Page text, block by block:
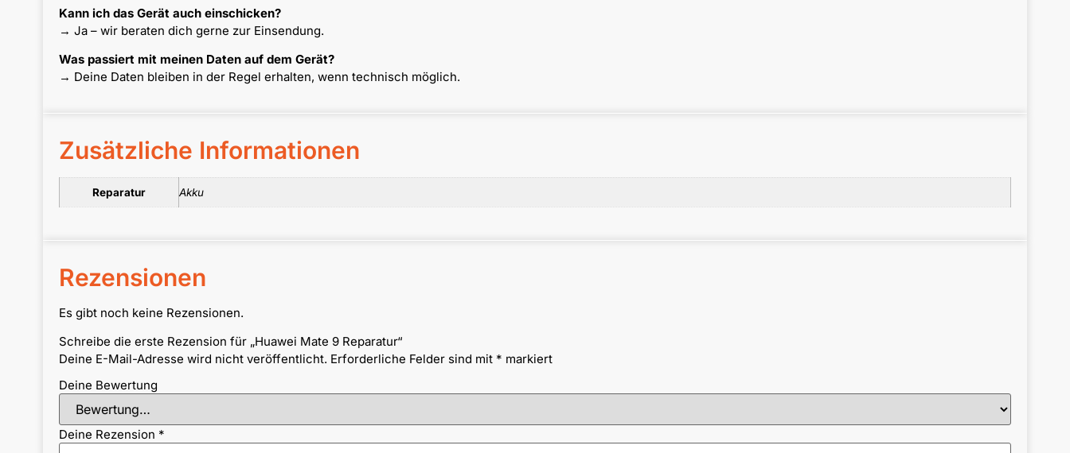
Kann ich das Gerät auch einschicken?
→ Ja – wir beraten dich gerne zur Einsendung.
Was passiert mit meinen Daten auf dem Gerät?
→ Deine Daten bleiben in der Regel erhalten, wenn technisch möglich.
Zusätzliche Informationen
Reparatur Akku
Rezensionen
Es gibt noch keine Rezensionen.
Schreibe die erste Rezension für „Huawei Mate 9 Reparatur“
Deine E-Mail-Adresse wird nicht veröffentlicht. Erforderliche Felder sind mit * markiert
Deine Bewertung
Deine Rezension *